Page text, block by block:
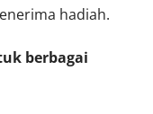
hadiah.
berbagai